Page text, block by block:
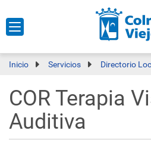
Inicio Servicios Directorio
COR Terapia
Auditiva